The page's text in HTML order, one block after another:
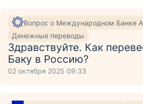
Вопрос о Международном Банке
Денежные переводы
Здравствуйте. Как
Баку в Россию?
02 октября 2025 09:33